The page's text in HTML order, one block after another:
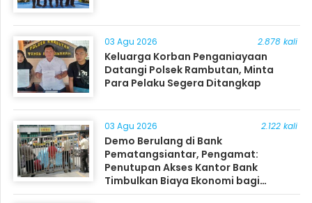
03 Agu 2026 2.878 kali
Keluarga Korban Penganiayaan
Datangi Polsek Rambutan, Minta
Para Pelaku Segera Ditangkap
03 Agu 2026 2.122 kali
Demo Berulang di Bank
Pematangsiantar, Pengamat:
Penutupan Akses Kantor Bank
Timbulkan Biaya Ekonomi bagi
Masyarakat